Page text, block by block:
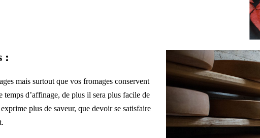
:
mais surtout que vos fromages conservent
temps d’affinage, de plus il sera plus facile de
plus de saveur, que devoir se satisfaire